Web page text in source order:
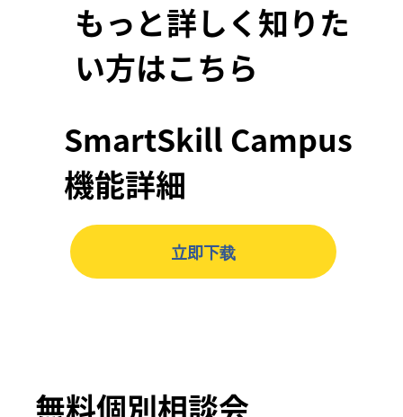
もっと詳しく知りた
い方はこちら
SmartSkill Campus
機能詳細
立即下载